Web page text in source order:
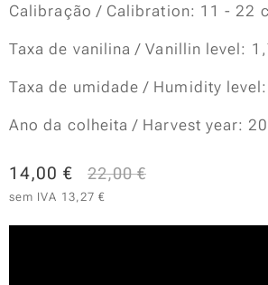
Calibração / Calibration: 11 - 22
Taxa de vanilina / Vanillin level:
Taxa de umidade / Humidity
Ano da colheita / Harvest year:
14,00 € 22,00€
sem IVA 13,27 €